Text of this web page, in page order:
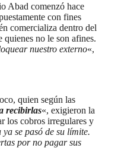
Abad comenzó hace
con fines
comercializa dentro del
quienes no le son afines.
nuestro externo«,
quien según las
recibirlas«, exigieron la
los cobros irregulares y
ya se pasó de su límite.
por no pagar sus